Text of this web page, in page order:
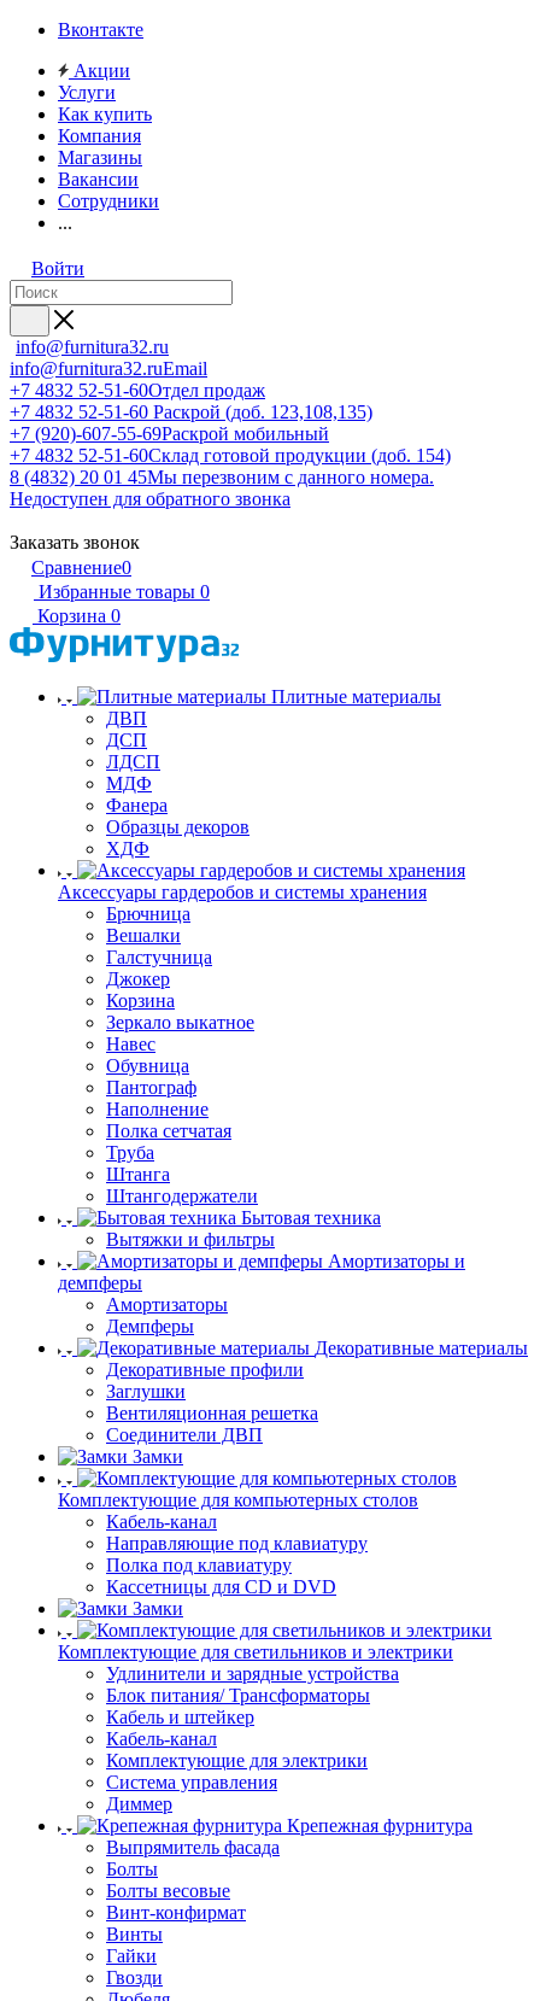
Вконтакте
Акции
Услуги
Как купить
Компания
Магазины
Вакансии
Сотрудники
...
Войти
info@furnitura32.ru
info@furnitura32.ruEmail
+7 4832 52-51-60Отдел продаж
+7 4832 52-51-60 Раскрой (доб. 123,108,135)
+7 (920)-607-55-69Раскрой мобильный
+7 4832 52-51-60Склад готовой продукции (доб. 154)
8 (4832) 20 01 45Мы перезвоним с данного номера.
Недоступен для обратного звонка
Заказать звонок
Сравнение0
Избранные товары 0
Корзина 0
Плитные материалы
ДВП
ДСП
ЛДСП
МДФ
Фанера
Образцы декоров
ХДФ
Аксессуары гардеробов и системы хранения
Брючница
Вешалки
Галстучница
Джокер
Корзина
Зеркало выкатное
Навес
Обувница
Пантограф
Наполнение
Полка сетчатая
Труба
Штанга
Штангодержатели
Бытовая техника
Вытяжки и фильтры
Амортизаторы и
демпферы
Амортизаторы
Демпферы
Декоративные материалы
Декоративные профили
Заглушки
Вентиляционная решетка
Соединители ДВП
Замки
Комплектующие для компьютерных столов
Кабель-канал
Направляющие под клавиатуру
Полка под клавиатуру
Кассетницы для CD и DVD
Замки
Комплектующие для светильников и электрики
Удлинители и зарядные устройства
Блок питания/ Трансформаторы
Кабель и штейкер
Кабель-канал
Комплектующие для электрики
Система управления
Диммер
Крепежная фурнитура
Выпрямитель фасада
Болты
Болты весовые
Винт-конфирмат
Винты
Гайки
Гвозди